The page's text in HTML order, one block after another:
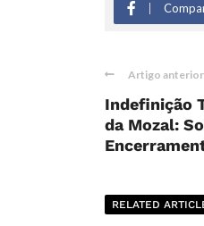
Artigo anterior
Indefinição
da Mozal:
RELATED